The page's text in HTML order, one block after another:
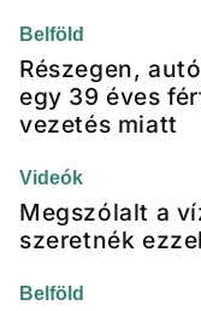
Belföld
Részegen,
egy 39 éves
vezetés miatt
Videók
Megszólalt a
szeretnék
Belföld